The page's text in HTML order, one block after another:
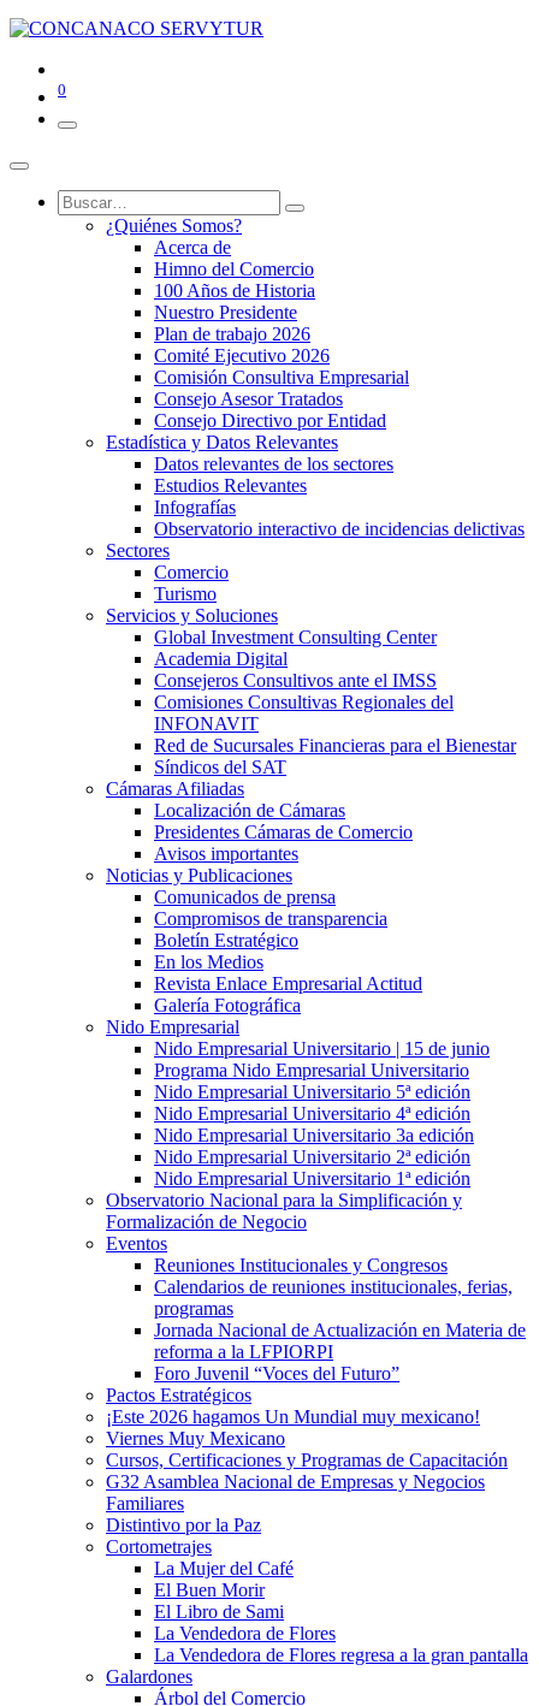
0
¿Quiénes Somos?
Acerca de
Himno del Comercio
100 Años de Historia
Nuestro Presidente
Plan de trabajo 2026
Comité Ejecutivo 2026
Comisión Consultiva Empresarial
Consejo Asesor Tratados
Consejo Directivo por Entidad
Estadística y Datos Relevantes
Datos relevantes de los sectores
Estudios Relevantes
Infografías
Observatorio interactivo de incidencias delictivas
Sectores
Comercio
Turismo
Servicios y Soluciones
Global Investment Consulting Center
Academia Digital
Consejeros Consultivos ante el IMSS
Comisiones Consultivas Regionales del
INFONAVIT
Red de Sucursales Financieras para el Bienestar
Síndicos del SAT
Cámaras Afiliadas
Localización de Cámaras
Presidentes Cámaras de Comercio
Avisos importantes
Noticias y Publicaciones
Comunicados de prensa
Compromisos de transparencia
Boletín Estratégico
En los Medios
Revista Enlace Empresarial Actitud
Galería Fotográfica
Nido Empresarial
Nido Empresarial Universitario | 15 de junio
Programa Nido Empresarial Universitario
Nido Empresarial Universitario 5ª edición
Nido Empresarial Universitario 4ª edición
Nido Empresarial Universitario 3a edición
Nido Empresarial Universitario 2ª edición
Nido Empresarial Universitario 1ª edición
Observatorio Nacional para la Simplificación y
Formalización de Negocio
Eventos
Reuniones Institucionales y Congresos
Calendarios de reuniones institucionales, ferias,
programas
Jornada Nacional de Actualización en Materia de
reforma a la LFPIORPI
Foro Juvenil “Voces del Futuro”
Pactos Estratégicos
¡Este 2026 hagamos Un Mundial muy mexicano!
Viernes Muy Mexicano
Cursos, Certificaciones y Programas de Capacitación
G32 Asamblea Nacional de Empresas y Negocios
Familiares
Distintivo por la Paz
Cortometrajes
La Mujer del Café
El Buen Morir
El Libro de Sami
La Vendedora de Flores
La Vendedora de Flores regresa a la gran pantalla
Galardones
Árbol del Comercio